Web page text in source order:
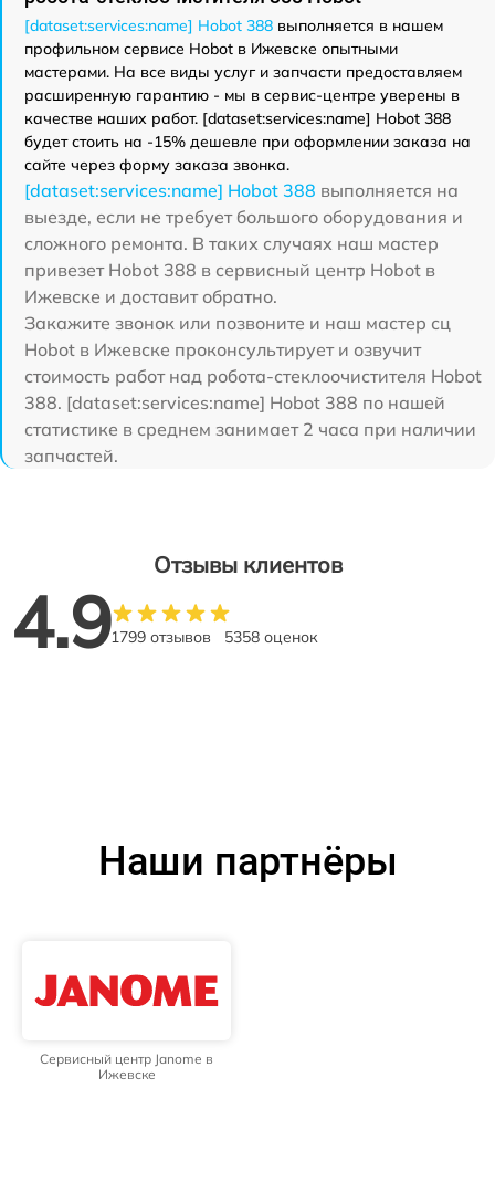
[dataset:services:name] Hobot 388 выполняется в нашем
профильном сервисе Hobot в Ижевске опытными
мастерами. На все виды услуг и запчасти предоставляем
расширенную гарантию - мы в сервис-центре уверены в
качестве наших работ. [dataset:services:name] Hobot 388
будет стоить на -15% дешевле при оформлении заказа на
сайте через форму заказа звонка.
[dataset:services:name] Hobot 388 выполняется на
выезде, если не требует большого оборудования и
сложного ремонта. В таких случаях наш мастер
привезет Hobot 388 в сервисный центр Hobot в
Ижевске и доставит обратно.
Закажите звонок или позвоните и наш мастер сц
Hobot в Ижевске проконсультирует и озвучит
стоимость работ над робота-стеклоочистителя Hobot
388. [dataset:services:name] Hobot 388 по нашей
статистике в среднем занимает 2 часа при наличии
запчастей.
Отзывы клиентов
4.91799 отзывов 5358 оценок
Наши партнёры
Сервисный центр Janome в
Ижевске